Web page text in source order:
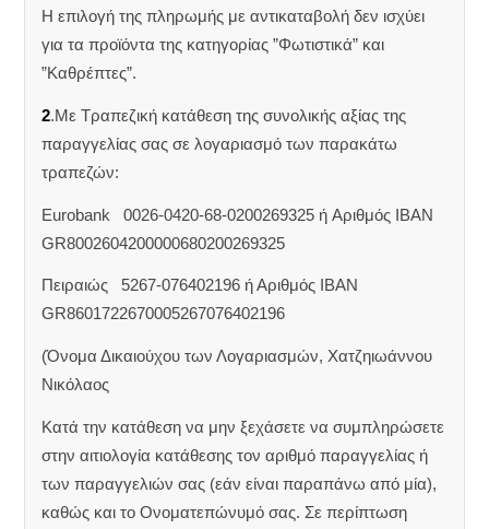
Η επιλογή της πληρωμής με αντικαταβολή δεν ισχύει
για τα προϊόντα της κατηγορίας ”Φωτιστικά” και
”Καθρέπτες”.
2.Με Τραπεζική κατάθεση της συνολικής αξίας της
παραγγελίας σας σε λογαριασμό των παρακάτω
τραπεζών:
Eurobank 0026-0420-68-0200269325 ή Aριθμός IBAN
GR8002604200000680200269325
Πειραιώς 5267-076402196 ή Αριθμός IBAN
GR8601722670005267076402196
(Όνομα Δικαιούχου των Λογαριασμών, Χατζηιωάννου
Νικόλαος
Κατά την κατάθεση να μην ξεχάσετε να συμπληρώσετε
στην αιτιολογία κατάθεσης τον αριθμό παραγγελίας ή
των παραγγελιών σας (εάν είναι παραπάνω από μία),
καθώς και το Ονοματεπώνυμό σας. Σε περίπτωση